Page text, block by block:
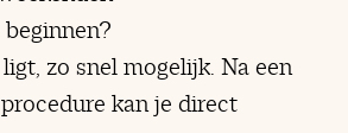
zo snel mogelijk. Na een
kan je direct